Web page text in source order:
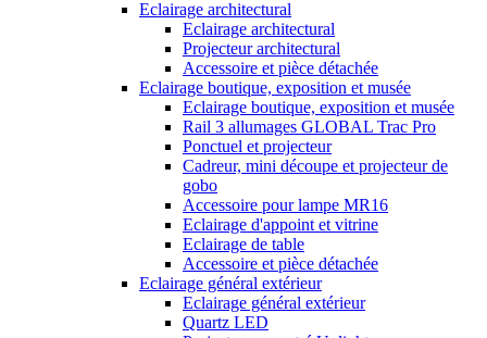
Eclairage architectural
Eclairage architectural
Projecteur architectural
Accessoire et pièce détachée
Eclairage boutique, exposition et musée
Eclairage boutique, exposition et musée
Rail 3 allumages GLOBAL Trac Pro
Ponctuel et projecteur
Cadreur, mini découpe et projecteur de
gobo
Accessoire pour lampe MR16
Eclairage d'appoint et vitrine
Eclairage de table
Accessoire et pièce détachée
Eclairage général extérieur
Eclairage général extérieur
Quartz LED